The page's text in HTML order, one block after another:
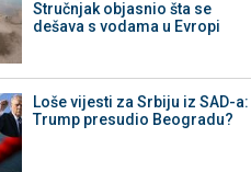
Stručnjak objasnio šta se
dešava s vodama u Evropi
Loše vijesti za Srbiju iz SAD-a:
Trump presudio Beogradu?